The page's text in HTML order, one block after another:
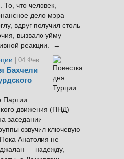
То, что человек,
дело мэра
вдруг получил столь
вызвало уйму
реакции. →
| 04 Фев.
Бахчели
Партии
движения (ПНД)
заседании
озвучил ключевую
Анатолия не
— надежду,